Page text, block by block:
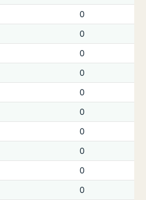
0
0
0
0
0
0
0
0
0
0